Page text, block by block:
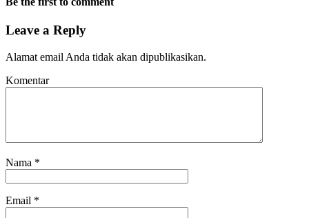
Leave a Reply
Alamat email Anda tidak akan dipublikasikan.
Komentar
Nama *
Email *